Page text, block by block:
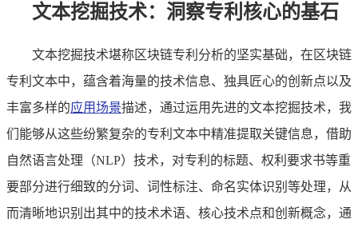
文本挖掘技术：洞察专利核心的基石
文本挖掘技术堪称区块链专利分析的坚实基础，在区块链
专利文本中，蕴含着海量的技术信息、独具匠心的创新点以及
丰富多样的应用场景描述，通过运用先进的文本挖掘技术，我
们能够从这些纷繁复杂的专利文本中精准提取关键信息，借助
自然语言处理（NLP）技术，对专利的标题、权利要求书等重
要部分进行细致的分词、词性标注、命名实体识别等处理，从
而清晰地识别出其中的技术术语、核心技术点和创新概念，通